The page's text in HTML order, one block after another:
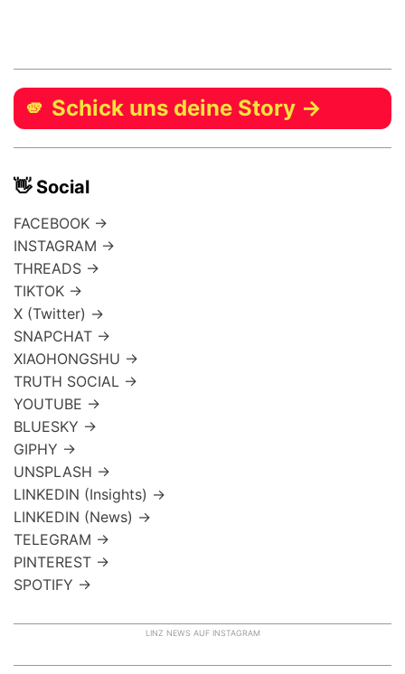
🫵 Schick uns deine Story →
👋 Social
FACEBOOK →
INSTAGRAM →
THREADS →
TIKTOK →
X (Twitter) →
SNAPCHAT →
XIAOHONGSHU →
TRUTH SOCIAL →
YOUTUBE →
BLUESKY →
GIPHY →
UNSPLASH →
LINKEDIN (Insights) →
LINKEDIN (News) →
TELEGRAM →
PINTEREST →
SPOTIFY →
LINZ NEWS AUF INSTAGRAM